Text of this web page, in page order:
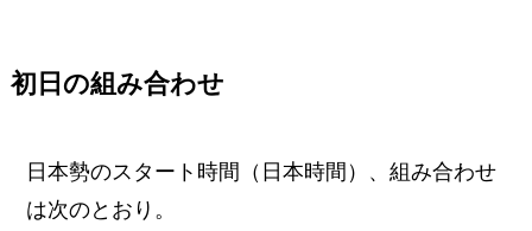
初日の組み合わせ
日本勢のスタート時間（日本時間）、組み合わせ
は次のとおり。